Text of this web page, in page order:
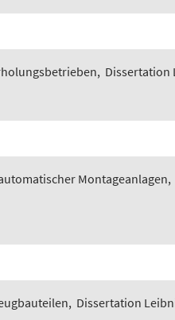
, Dissertation
Montageanlagen,
, Dissertation